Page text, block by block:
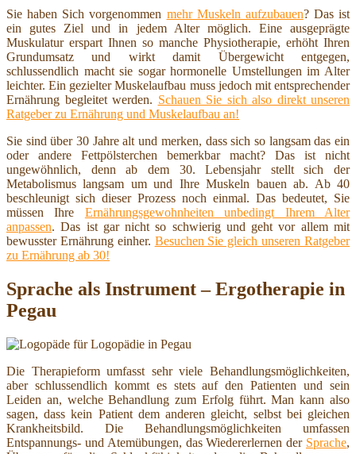
Sie haben Sich vorgenommen mehr Muskeln aufzubauen? Das ist
ein gutes Ziel und in jedem Alter möglich. Eine ausgeprägte
Muskulatur erspart Ihnen so manche Physiotherapie, erhöht Ihren
Grundumsatz und wirkt damit Übergewicht entgegen,
schlussendlich macht sie sogar hormonelle Umstellungen im Alter
leichter. Ein gezielter Muskelaufbau muss jedoch mit entsprechender
Ernährung begleitet werden. Schauen Sie sich also direkt unseren
Ratgeber zu Ernährung und Muskelaufbau an!
Sie sind über 30 Jahre alt und merken, dass sich so langsam das ein
oder andere Fettpölsterchen bemerkbar macht? Das ist nicht
ungewöhnlich, denn ab dem 30. Lebensjahr stellt sich der
Metabolismus langsam um und Ihre Muskeln bauen ab. Ab 40
beschleunigt sich dieser Prozess noch einmal. Das bedeutet, Sie
müssen Ihre Ernährungsgewohnheiten unbedingt Ihrem Alter
anpassen. Das ist gar nicht so schwierig und geht vor allem mit
bewusster Ernährung einher. Besuchen Sie gleich unseren Ratgeber
zu Ernährung ab 30!
Sprache als Instrument – Ergotherapie in
Pegau
Die Therapieform umfasst sehr viele Behandlungsmöglichkeiten,
aber schlussendlich kommt es stets auf den Patienten und sein
Leiden an, welche Behandlung zum Erfolg führt. Man kann also
sagen, dass kein Patient dem anderen gleicht, selbst bei gleichen
Krankheitsbild. Die Behandlungsmöglichkeiten umfassen
Entspannungs- und Atemübungen, das Wiedererlernen der Sprache,